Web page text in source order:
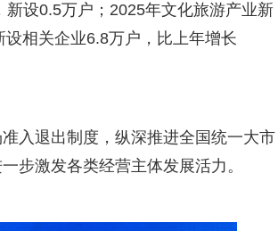
新设0.5万户；2025年文化旅游产业新
相关企业6.8万户，比上年增长
入退出制度，纵深推进全国统一大市
步激发各类经营主体发展活力。